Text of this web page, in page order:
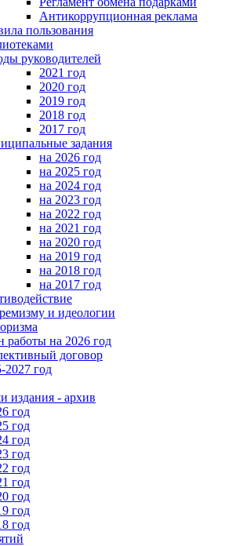
Антикоррупционная реклама
пользования
руководителей
2021 год
2020 год
2019 год
2018 год
2017 год
задания
на 2026 год
на 2025 год
на 2024 год
на 2023 год
на 2022 год
на 2021 год
на 2020 год
на 2019 год
на 2018 год
на 2017 год
и идеологии
работы на 2026 год
договор
2027 год
издания - архив
год
год
год
год
год
год
год
год
год